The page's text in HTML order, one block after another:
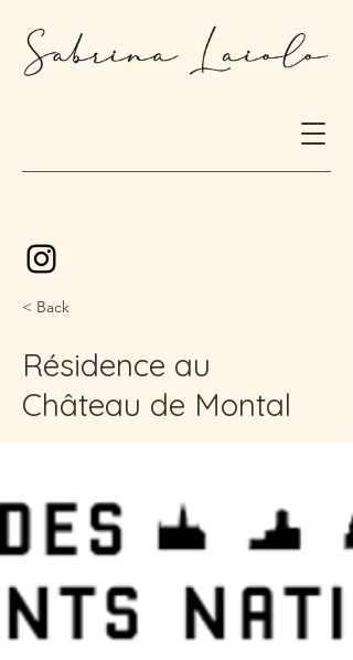
< Back
Résidence au
Château de Montal